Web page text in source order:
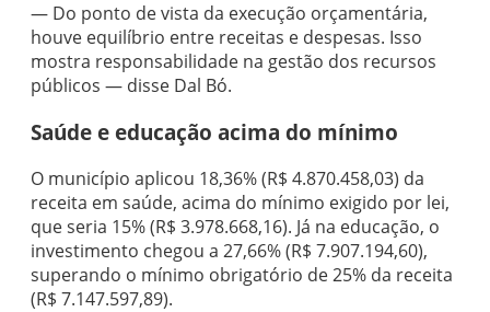
— Do ponto de vista da execução orçamentária,
houve equilíbrio entre receitas e despesas. Isso
mostra responsabilidade na gestão dos recursos
públicos — disse Dal Bó.
Saúde e educação acima do mínimo
O município aplicou 18,36% (R$ 4.870.458,03) da
receita em saúde, acima do mínimo exigido por lei,
que seria 15% (R$ 3.978.668,16). Já na educação, o
investimento chegou a 27,66% (R$ 7.907.194,60),
superando o mínimo obrigatório de 25% da receita
(R$ 7.147.597,89).